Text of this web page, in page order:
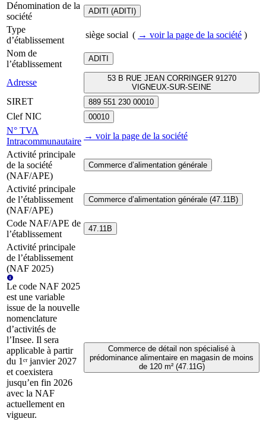
Dénomination de la
société
ADITI (ADITI)
Type
d’établissement
siège social ( → voir la page de la société )
Nom de
l’établissement
ADITI
Adresse
53 B RUE JEAN CORRINGER 91270
VIGNEUX-SUR-SEINE
SIRET 889 551 230 00010
Clef NIC 00010
N° TVA
Intracommunautaire
→ voir la page de la société
Activité principale
de la société
(NAF/APE)
Commerce d’alimentation générale
Activité principale
de l’établissement
(NAF/APE)
Commerce d’alimentation générale (47.11B)
Code NAF/APE de
l’établissement
47.11B
Activité principale
de l’établissement
(NAF 2025)
Le code NAF 2025
est une variable
issue de la nouvelle
nomenclature
d’activités de
l’Insee. Il sera
applicable à partir
du 1ᵉʳ janvier 2027
et coexistera
jusqu’en fin 2026
avec la NAF
actuellement en
vigueur.
Commerce de détail non spécialisé à
prédominance alimentaire en magasin de moins
de 120 m² (47.11G)